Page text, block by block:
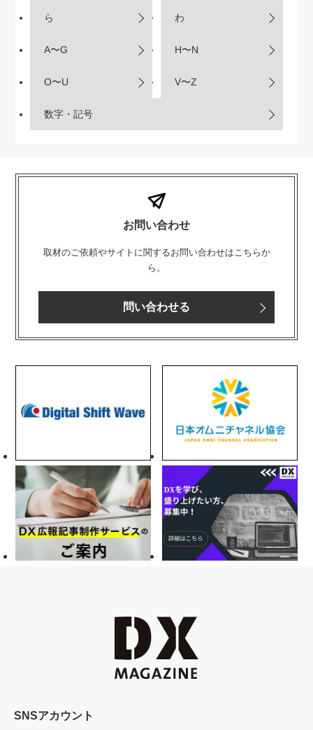
ら わ
A〜G H〜N
O〜U V〜Z
数字・記号
お問い合わせ
取材のご依頼やサイトに関するお問い合わせはこちらか
ら。
問い合わせる
SNSアカウント